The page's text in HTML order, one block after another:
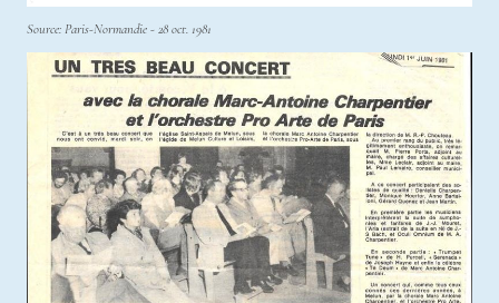
Source: Paris-Normandie - 28 oct. 1981